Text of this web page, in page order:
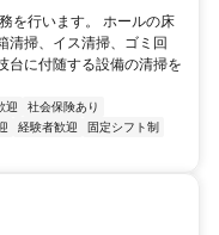
を行います。 ホールの床
清掃、イス清掃、ゴミ回
台に付随する設備の清掃を
迎
社会保険あり
経験者歓迎
固定シフト制